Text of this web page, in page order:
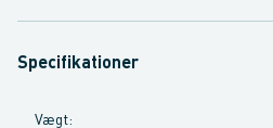
Specifikationer
Vægt: